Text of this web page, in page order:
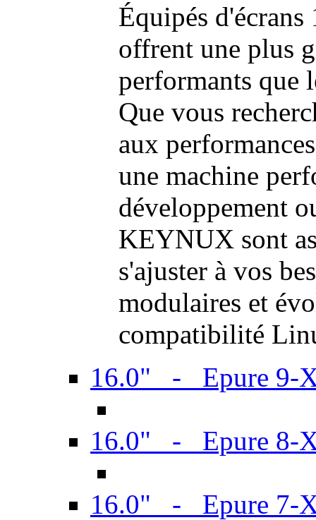
Équipés
offrent une plus
performants que
Que vous
aux
une machine
développement
KEYNUX sont
s'ajuster à vos
modulaires et
compatibilité
16.0" - Epure 9-
16.0" - Epure 8-
16.0" - Epure 7-